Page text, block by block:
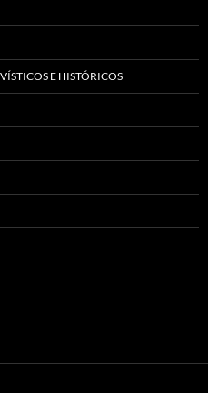
E HISTÓRICOS